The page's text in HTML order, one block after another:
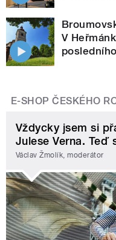
V
E-SHOP ČESKÉHO
Vždycky jsem si
Julese Verna. Teď
Václav Žmolík, moderátor